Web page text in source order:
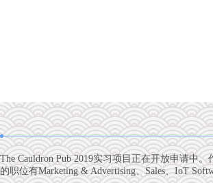
The Cauldron Pub 2019实习项目正在开放申请中
的职位有Marketing & Advertising、Sales、IoT